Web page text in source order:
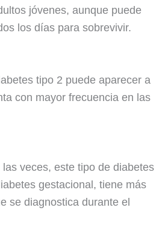
jóvenes, aunque puede
los días para sobrevivir.
tipo 2 puede aparecer a
con mayor frecuencia en las
veces, este tipo de diabetes
gestacional, tiene más
se diagnostica durante el